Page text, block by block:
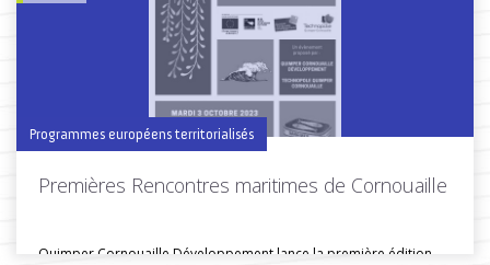
Programmes européens territorialisés
Premières Rencontres maritimes de Cornouaille
Quimper Cornouaille Développement lance la première édition